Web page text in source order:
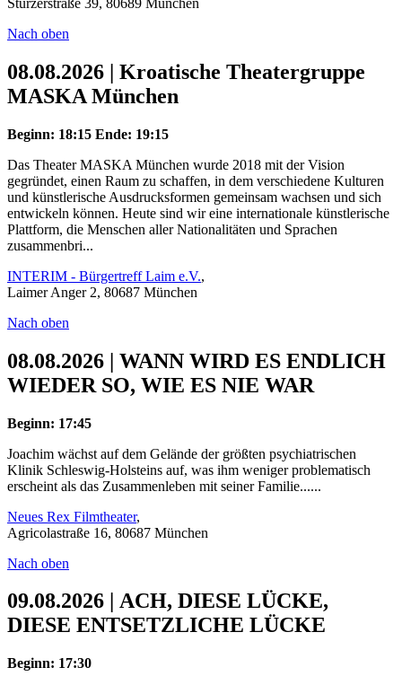
Stürzerstraße 39, 80689 München
Nach oben
08.08.2026 | Kroatische Theatergruppe
MASKA München
Beginn: 18:15 Ende: 19:15
Das Theater MASKA München wurde 2018 mit der Vision
gegründet, einen Raum zu schaffen, in dem verschiedene Kulturen
und künstlerische Ausdrucksformen gemeinsam wachsen und sich
entwickeln können. Heute sind wir eine internationale künstlerische
Plattform, die Menschen aller Nationalitäten und Sprachen
zusammenbri...
INTERIM - Bürgertreff Laim e.V.,
Laimer Anger 2, 80687 München
Nach oben
08.08.2026 | WANN WIRD ES ENDLICH
WIEDER SO, WIE ES NIE WAR
Beginn: 17:45
Joachim wächst auf dem Gelände der größten psychiatrischen
Klinik Schleswig-Holsteins auf, was ihm weniger problematisch
erscheint als das Zusammenleben mit seiner Familie......
Neues Rex Filmtheater,
Agricolastraße 16, 80687 München
Nach oben
09.08.2026 | ACH, DIESE LÜCKE,
DIESE ENTSETZLICHE LÜCKE
Beginn: 17:30